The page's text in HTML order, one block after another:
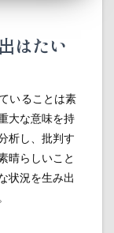
はたい
いることは素
大な意味を持
析し、批判す
晴らしいこと
状況を生み出